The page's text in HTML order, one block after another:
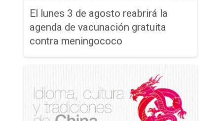
El lunes 3 de agosto reabrirá la
agenda de vacunación gratuita
contra meningococo